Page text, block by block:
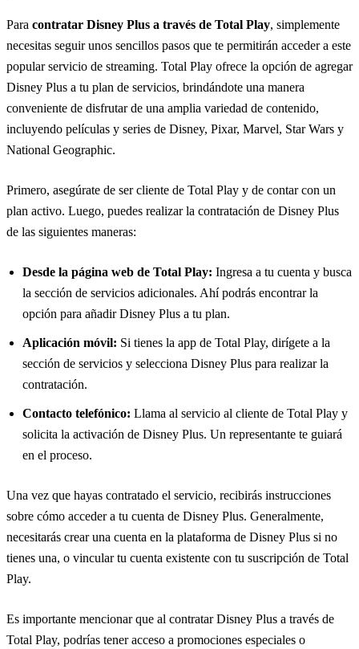
Para contratar Disney Plus a través de Total Play, simplemente
necesitas seguir unos sencillos pasos que te permitirán acceder a este
popular servicio de streaming. Total Play ofrece la opción de agregar
Disney Plus a tu plan de servicios, brindándote una manera
conveniente de disfrutar de una amplia variedad de contenido,
incluyendo películas y series de Disney, Pixar, Marvel, Star Wars y
National Geographic.
Primero, asegúrate de ser cliente de Total Play y de contar con un
plan activo. Luego, puedes realizar la contratación de Disney Plus
de las siguientes maneras:
Desde la página web de Total Play: Ingresa a tu cuenta y busca
la sección de servicios adicionales. Ahí podrás encontrar la
opción para añadir Disney Plus a tu plan.
Aplicación móvil: Si tienes la app de Total Play, dirígete a la
sección de servicios y selecciona Disney Plus para realizar la
contratación.
Contacto telefónico: Llama al servicio al cliente de Total Play y
solicita la activación de Disney Plus. Un representante te guiará
en el proceso.
Una vez que hayas contratado el servicio, recibirás instrucciones
sobre cómo acceder a tu cuenta de Disney Plus. Generalmente,
necesitarás crear una cuenta en la plataforma de Disney Plus si no
tienes una, o vincular tu cuenta existente con tu suscripción de Total
Play.
Es importante mencionar que al contratar Disney Plus a través de
Total Play, podrías tener acceso a promociones especiales o